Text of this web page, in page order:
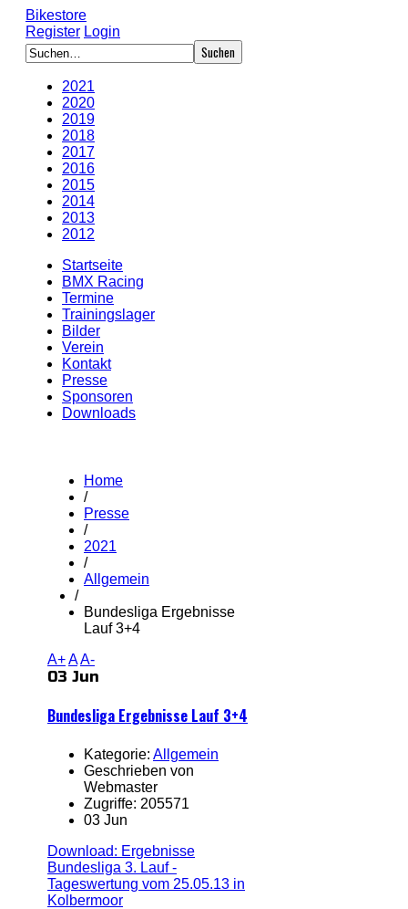
Bikestore
Register Login
2021
2020
2019
2018
2017
2016
2015
2014
2013
2012
Startseite
BMX Racing
Termine
Trainingslager
Bilder
Verein
Kontakt
Presse
Sponsoren
Downloads
Home
/
Presse
/
2021
/
Allgemein
/
Bundesliga Ergebnisse
Lauf 3+4
A+AA-
03 Jun
Bundesliga Ergebnisse Lauf 3+4
Kategorie: Allgemein
Geschrieben von
Webmaster
Zugriffe: 205571
03 Jun
Download: Ergebnisse
Bundesliga 3. Lauf -
Tageswertung vom 25.05.13 in
Kolbermoor